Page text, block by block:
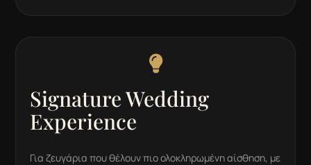

Signature Wedding
Experience
Για ζευγάρια που θέλουν πιο ολοκληρωμένη αίσθηση, με